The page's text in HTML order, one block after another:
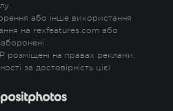
або інше використання
на rexfeatures.com або
P розміщені на правах реклами.
за достовірність цієї